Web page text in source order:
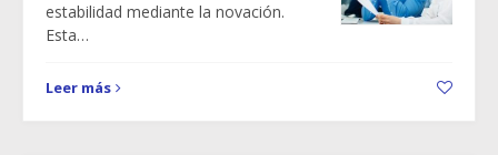
estabilidad mediante la novación.
Esta…
Leer más